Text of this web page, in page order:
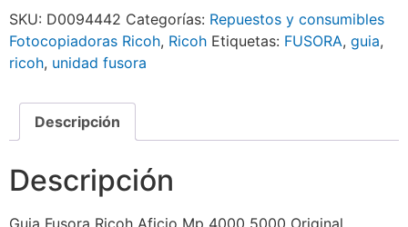
SKU: D0094442 Categorías: Repuestos y consumibles
Fotocopiadoras Ricoh, Ricoh Etiquetas: FUSORA, guia,
ricoh, unidad fusora
Descripción
Descripción